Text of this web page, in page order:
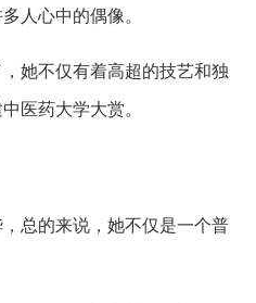
人心中的偶像。
她不仅有着高超的技艺和独
医药大学大赏。
总的来说，她不仅是一个普